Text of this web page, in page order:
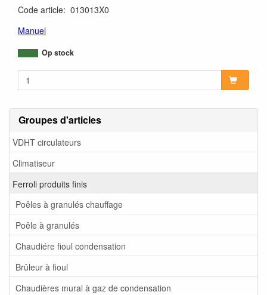
Groupes d'articles
VDHT circulateurs
Climatiseur
Ferroli produits finis
Poêles à granulés chauffage
Poêle à granulés
Chaudiére fioul condensation
Brûleur à fioul
Chaudières mural à gaz de condensation
Code article: 013013X0
Manuel
Op stock